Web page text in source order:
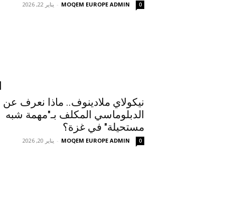
MOQEM EUROPE ADMIN
- يناير 22, 2026 0
نيكولاي ملادينوف.. ماذا نعرف عن
الدبلوماسي المكلف بـ"مهمة شبه
مستحيلة" في غزة؟
MOQEM EUROPE ADMIN
- يناير 20, 2026 0